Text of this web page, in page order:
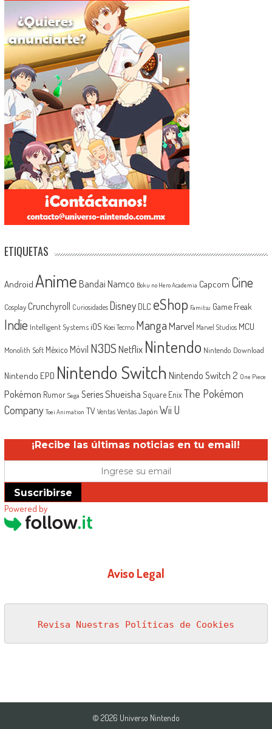
ETIQUETAS
Android Anime Bandai Namco Boku no Hero Academia Capcom Cine
Cosplay Crunchyroll Curiosidades Disney DLC eShop Famitsu Game Freak
Indie Intelligent Systems iOS Koei Tecmo MangaMarvel Marvel Studios MCU
Monolith Soft México Móvil N3DSNetflix Nintendo Nintendo Download
Nintendo EPD Nintendo Switch Nintendo Switch 2 One Piece
Pokémon Rumor Sega SeriesShueisha Square EnixThe Pokémon
Company Toei Animation TV Ventas Ventas Japón Wii U
¡Recibe las últimas noticias en tu email!
Suscribirse
Powered by
Aviso Legal
Revisa Nuestras Políticas de Cookies
© 2026 Universo Nintendo